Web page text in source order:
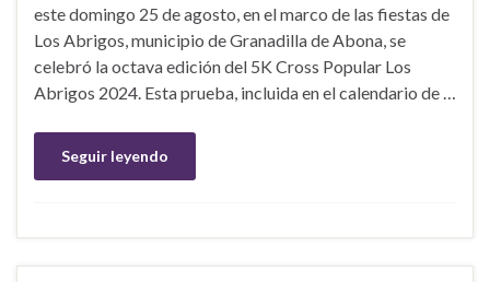
este domingo 25 de agosto, en el marco de las fiestas de
Los Abrigos, municipio de Granadilla de Abona, se
celebró la octava edición del 5K Cross Popular Los
Abrigos 2024. Esta prueba, incluida en el calendario de …
Seguir leyendo